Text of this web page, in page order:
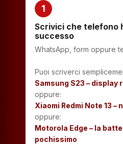
1
Scrivici che telefono
successo
WhatsApp, form oppure
Puoi scriverci
Samsung S23 – display
oppure:
Xiaomi Redmi Note 13 –
oppure:
Motorola Edge – la
pochissimo